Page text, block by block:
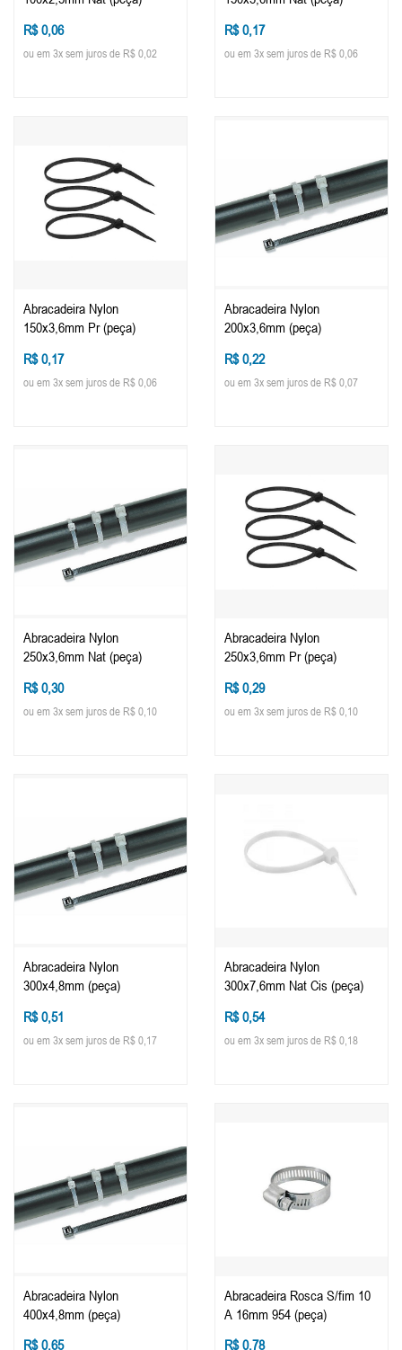
R$ 0,06
ou em 3x sem juros de R$ 0,02
R$ 0,17
ou em 3x sem juros de R$ 0,06
Abracadeira Nylon
150x3,6mm Pr (peça)
R$ 0,17
ou em 3x sem juros de R$ 0,06
Abracadeira Nylon
200x3,6mm (peça)
R$ 0,22
ou em 3x sem juros de R$ 0,07
Abracadeira Nylon
250x3,6mm Nat (peça)
R$ 0,30
ou em 3x sem juros de R$ 0,10
Abracadeira Nylon
250x3,6mm Pr (peça)
R$ 0,29
ou em 3x sem juros de R$ 0,10
Abracadeira Nylon
300x4,8mm (peça)
R$ 0,51
ou em 3x sem juros de R$ 0,17
Abracadeira Nylon
300x7,6mm Nat Cis (peça)
R$ 0,54
ou em 3x sem juros de R$ 0,18
Abracadeira Nylon
400x4,8mm (peça)
R$ 0,65
Abracadeira Rosca S/fim 10
A 16mm 954 (peça)
R$ 0,78